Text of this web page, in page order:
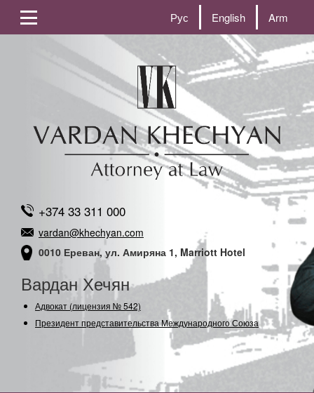
Рус English Arm
+374 33 311 000
vardan@khechyan.com
0010 Ереван, ул. Амиряна 1, Marriott Hotel
Вардан Хечян
Адвокат (лицензия № 542)
Президент представительства Международного Союза (Содр